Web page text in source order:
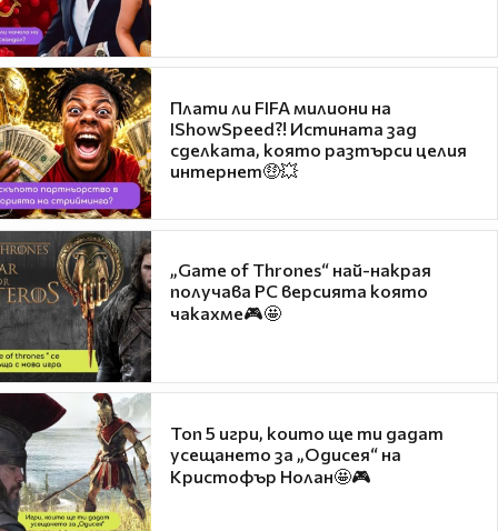
Плати ли FIFA милиони на
IShowSpeed?! Истината зад
сделката, която разтърси целия
интернет🤑💥
„Game of Thrones“ най-накрая
получава PC версията която
чакахме🎮🤩
Топ 5 игри, които ще ти дадат
усещането за „Одисея“ на
Кристофър Нолан🤩🎮